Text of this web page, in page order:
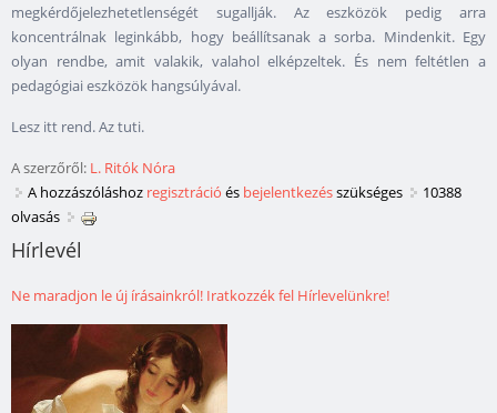
megkérdőjelezhetetlenségét sugallják. Az eszközök pedig arra
koncentrálnak leginkább, hogy beállítsanak a sorba. Mindenkit. Egy
olyan rendbe, amit valakik, valahol elképzeltek. És nem feltétlen a
pedagógiai eszközök hangsúlyával.
Lesz itt rend. Az tuti.
A szerzőről: L. Ritók Nóra
A hozzászóláshoz regisztráció és bejelentkezésszükséges
10388
olvasás
Hírlevél
Ne maradjon le új írásainkról! Iratkozzék fel Hírlevelünkre!